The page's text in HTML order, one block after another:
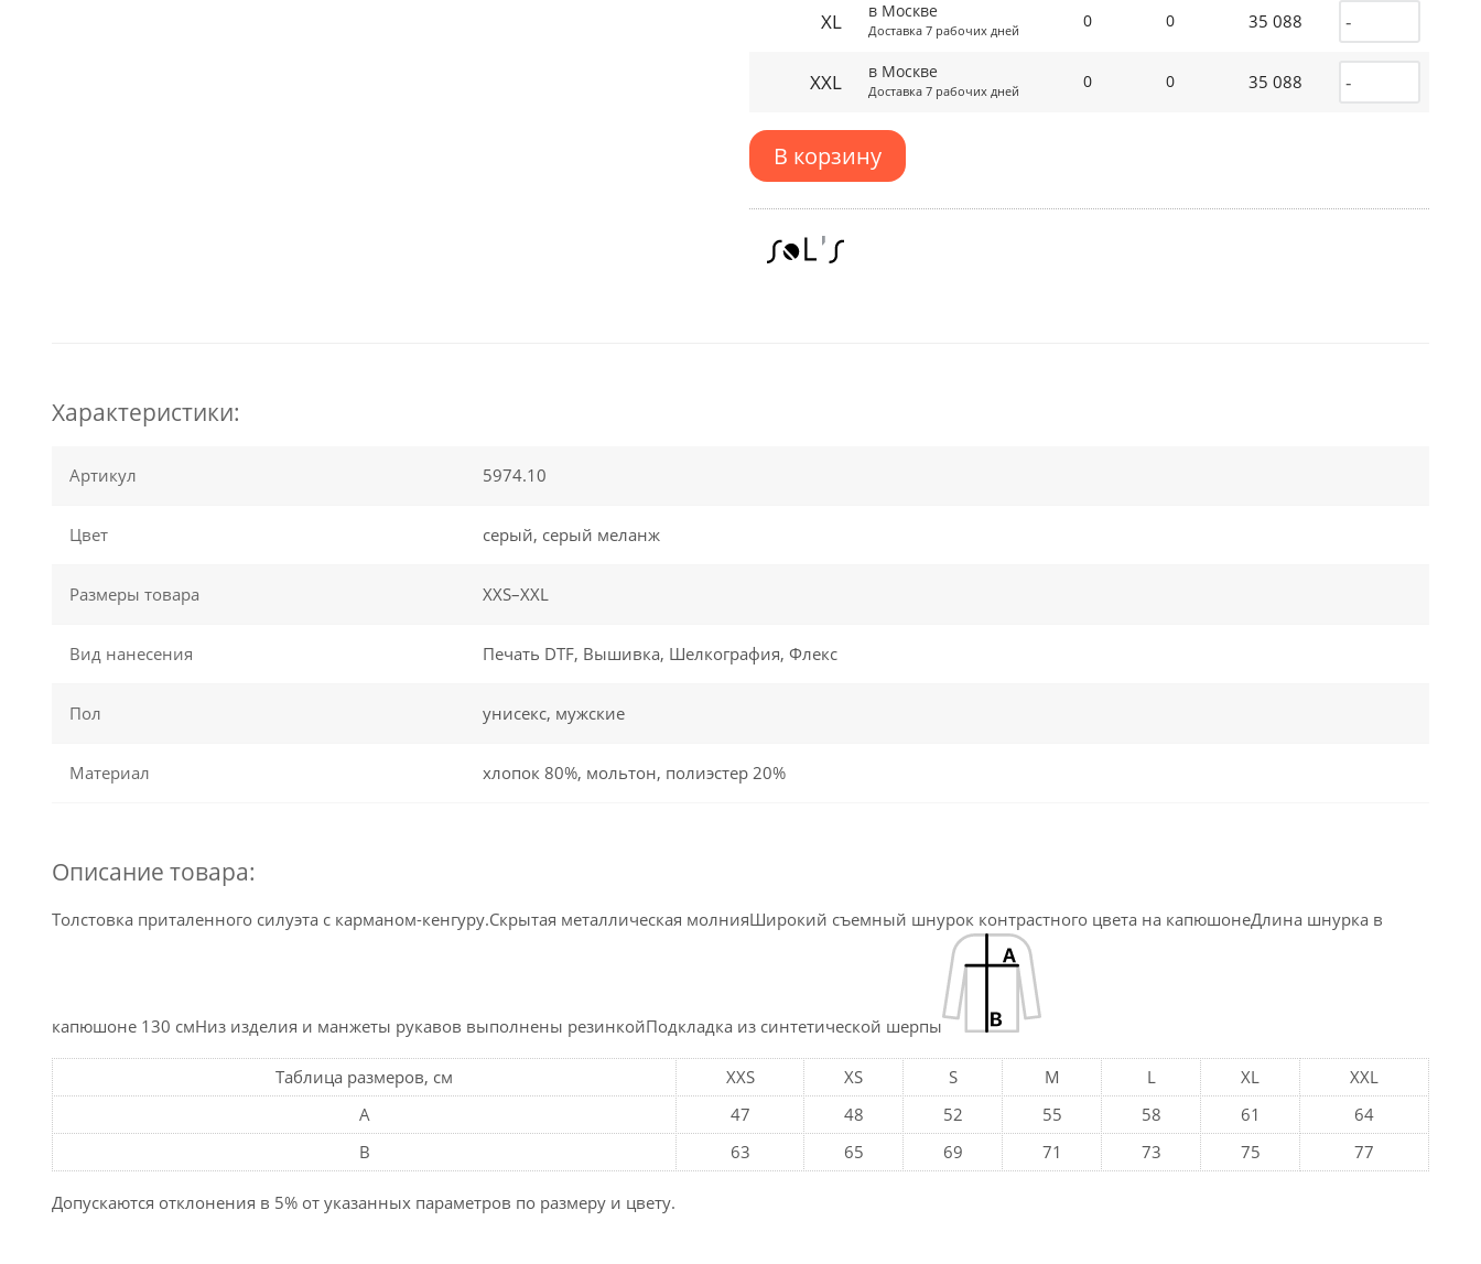
XL в Москве
Доставка 7 рабочих дней 0 0 35 088
XXL в Москве
Доставка 7 рабочих дней 0 0 35 088
В корзину
Характеристики:
Артикул 5974.10
Цвет серый, серый меланж
Размеры товара XXS–XXL
Вид нанесения Печать DTF, Вышивка, Шелкография, Флекс
Пол унисекс, мужские
Материал хлопок 80%, мольтон, полиэстер 20%
Описание товара:
Толстовка приталенного силуэта с карманом-кенгуру.Скрытая металлическая молнияШирокий съемный шнурок контрастного цвета на капюшонеДлина шнурка в
капюшоне 130 смНиз изделия и манжеты рукавов выполнены резинкойПодкладка из синтетической шерпы
Таблица размеров, см XXS XS S M L XL
XXL
A
47 48 52 55 58 61
64
B
63 65 69 71 73 75 77
Допускаются отклонения в 5% от указанных параметров по размеру и цвету.